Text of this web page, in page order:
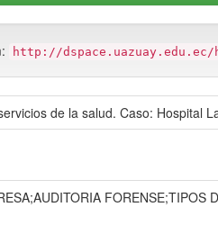
http://dspace.uazuay.edu.ec/
de la salud. Caso: Hospital